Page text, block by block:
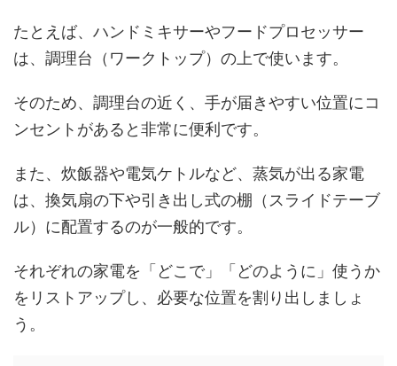
たとえば、ハンドミキサーやフードプロセッサー
は、調理台（ワークトップ）の上で使います。
そのため、調理台の近く、手が届きやすい位置にコ
ンセントがあると非常に便利です。
また、炊飯器や電気ケトルなど、蒸気が出る家電
は、換気扇の下や引き出し式の棚（スライドテーブ
ル）に配置するのが一般的です。
それぞれの家電を「どこで」「どのように」使うか
をリストアップし、必要な位置を割り出しましょ
う。